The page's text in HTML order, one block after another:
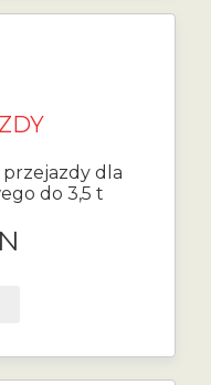
przejazdy dla
do 3,5 t